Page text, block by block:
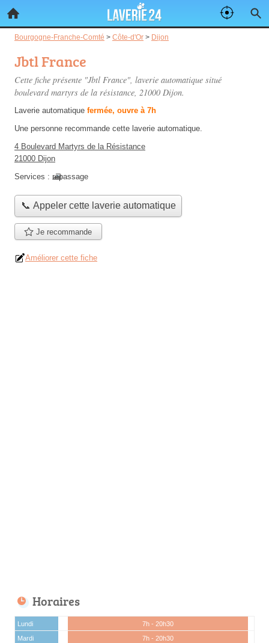
Bourgogne-Franche-Comté > Côte-d'Or > Dijon
Jbtl France
Cette fiche présente "Jbtl France", laverie automatique situé
boulevard martyrs de la résistance, 21000 Dijon.
Laverie automatique fermée, ouvre à 7h
Une personne recommande cette laverie automatique.
4 Boulevard Martyrs de la Résistance
21000 Dijon
Services : repassage
📞 Appeler cette laverie automatique
Je recommande
Améliorer cette fiche
Horaires
Lundi
7h - 20h30
Mardi
7h - 20h30